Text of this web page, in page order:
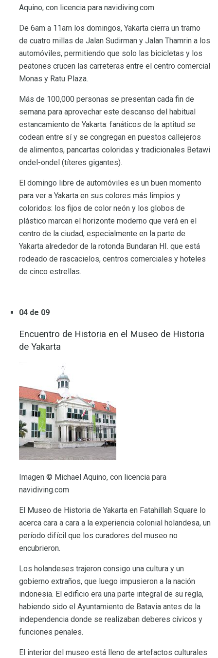
Aquino, con licencia para navidiving.com
De 6am a 11am los domingos, Yakarta cierra un tramo
de cuatro millas de Jalan Sudirman y Jalan Thamrin a los
automóviles, permitiendo que solo las bicicletas y los
peatones crucen las carreteras entre el centro comercial
Monas y Ratu Plaza.
Más de 100,000 personas se presentan cada fin de
semana para aprovechar este descanso del habitual
estancamiento de Yakarta: fanáticos de la aptitud se
codean entre sí y se congregan en puestos callejeros
de alimentos, pancartas coloridas y tradicionales Betawi
ondel-ondel (títeres gigantes).
El domingo libre de automóviles es un buen momento
para ver a Yakarta en sus colores más limpios y
coloridos: los fijos de color neón y los globos de
plástico marcan el horizonte moderno que verá en el
centro de la ciudad, especialmente en la parte de
Yakarta alrededor de la rotonda Bundaran HI. que está
rodeado de rascacielos, centros comerciales y hoteles
de cinco estrellas.
04 de 09
Encuentro de Historia en el Museo de Historia
de Yakarta
Imagen © Michael Aquino, con licencia para
navidiving.com
El Museo de Historia de Yakarta en Fatahillah Square lo
acerca cara a cara a la experiencia colonial holandesa, un
período difícil que los curadores del museo no
encubrieron.
Los holandeses trajeron consigo una cultura y un
gobierno extraños, que luego impusieron a la nación
indonesia. El edificio era una parte integral de su regla,
habiendo sido el Ayuntamiento de Batavia antes de la
independencia donde se realizaban deberes cívicos y
funciones penales.
El interior del museo está lleno de artefactos culturales